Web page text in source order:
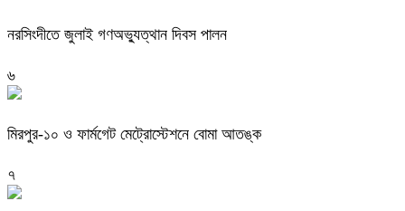
নরসিংদীতে জুলাই গণঅভ্যুত্থান দিবস পালন
৬
মিরপুর-১০ ও ফার্মগেট মেট্রোস্টেশনে বোমা আতঙ্ক
৭